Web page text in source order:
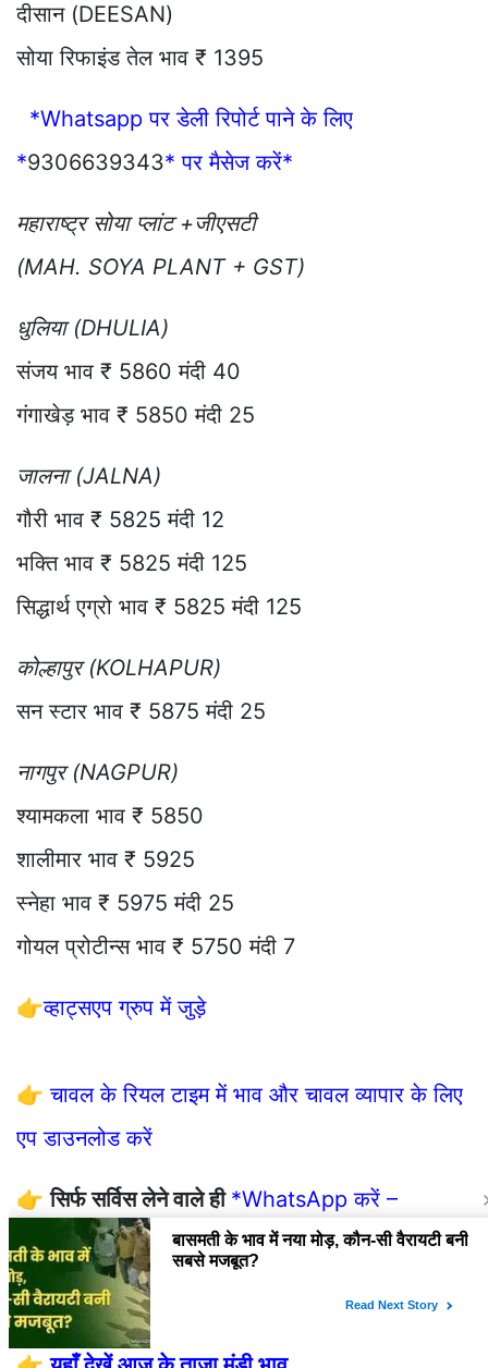
दीसान (DEESAN)
सोया रिफाइंड तेल भाव ₹ 1395
*Whatsapp पर डेली रिपोर्ट पाने के लिए
*9306639343* पर मैसेज करें*
महाराष्ट्र सोया प्लांट +जीएसटी
(MAH. SOYA PLANT + GST)
धुलिया (DHULIA)
संजय भाव ₹ 5860 मंदी 40
गंगाखेड़ भाव ₹ 5850 मंदी 25
जालना (JALNA)
गौरी भाव ₹ 5825 मंदी 12
भक्ति भाव ₹ 5825 मंदी 125
सिद्धार्थ एग्रो भाव ₹ 5825 मंदी 125
कोल्हापुर (KOLHAPUR)
सन स्टार भाव ₹ 5875 मंदी 25
नागपुर (NAGPUR)
श्यामकला भाव ₹ 5850
शालीमार भाव ₹ 5925
स्नेहा भाव ₹ 5975 मंदी 25
गोयल प्रोटीन्स भाव ₹ 5750 मंदी 7
👉व्हाट्सएप ग्रुप में जुड़े
👉चावल के रियल टाइम में भाव और चावल व्यापार के लिए
एप डाउनलोड करें
👉सिर्फ सर्विस लेने वाले ही *WhatsApp करें –
9729757540*
👉यहाँ देखें फसलों की तेजी मंदी रिपोर्ट